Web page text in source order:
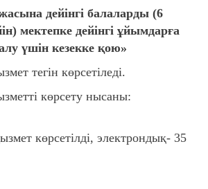
дейінгі балаларды (6
мектепке дейінгі ұйымдарға
үшін кезекке қою»
тегін көрсетіледі.
көрсету нысаны:
көрсетілді, электрондық- 35